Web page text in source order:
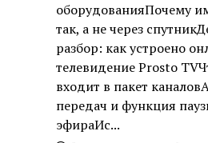
оборудованияПочему
так, а не через
разбор: как устроено
телевидение Prosto
входит в пакет
передач и функция
эфираИс...